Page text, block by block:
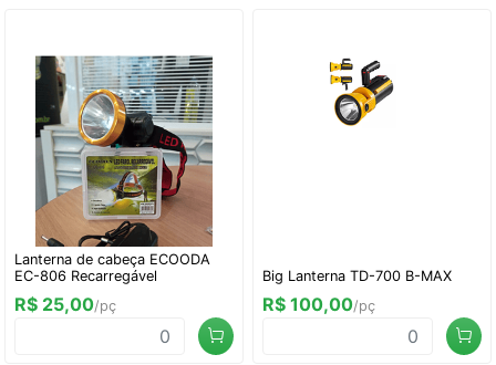
Lanterna de cabeça ECOODA
EC-806 Recarregável
R$ 25,00/pç
Big Lanterna TD-700 B-MAX
R$ 100,00/pç